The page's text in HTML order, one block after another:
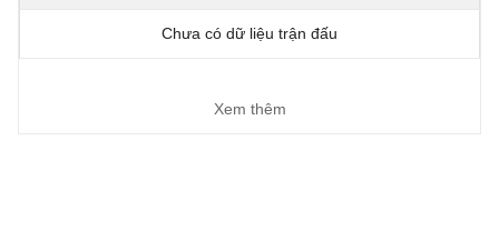
Chưa có dữ liệu trận đấu
Xem thêm